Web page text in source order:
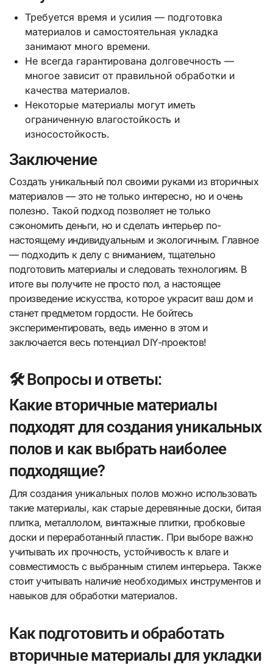
Требуется время и усилия — подготовка
материалов и самостоятельная укладка
занимают много времени.
Не всегда гарантирована долговечность —
многое зависит от правильной обработки и
качества материалов.
Некоторые материалы могут иметь
ограниченную влагостойкость и
износостойкость.
Заключение
Создать уникальный пол своими руками из вторичных
материалов — это не только интересно, но и очень
полезно. Такой подход позволяет не только
сэкономить деньги, но и сделать интерьер по-
настоящему индивидуальным и экологичным. Главное
— подходить к делу с вниманием, тщательно
подготовить материалы и следовать технологиям. В
итоге вы получите не просто пол, а настоящее
произведение искусства, которое украсит ваш дом и
станет предметом гордости. Не бойтесь
экспериментировать, ведь именно в этом и
заключается весь потенциал DIY-проектов!
🛠️ Вопросы и ответы:
Какие вторичные материалы
подходят для создания уникальных
полов и как выбрать наиболее
подходящие?
Для создания уникальных полов можно использовать
такие материалы, как старые деревянные доски, битая
плитка, металлолом, винтажные плитки, пробковые
доски и переработанный пластик. При выборе важно
учитывать их прочность, устойчивость к влаге и
совместимость с выбранным стилем интерьера. Также
стоит учитывать наличие необходимых инструментов и
навыков для обработки материалов.
Как подготовить и обработать
вторичные материалы для укладки